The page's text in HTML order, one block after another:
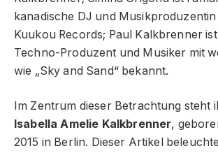
kanadische DJ und Musikproduzentin
Kuukou Records; Paul Kalkbrenner
Techno-Produzent und Musiker mit
wie „Sky and Sand“ bekannt.
Im Zentrum dieser Betrachtung steht
Isabella Amelie Kalkbrenner,
2015 in Berlin. Dieser Artikel